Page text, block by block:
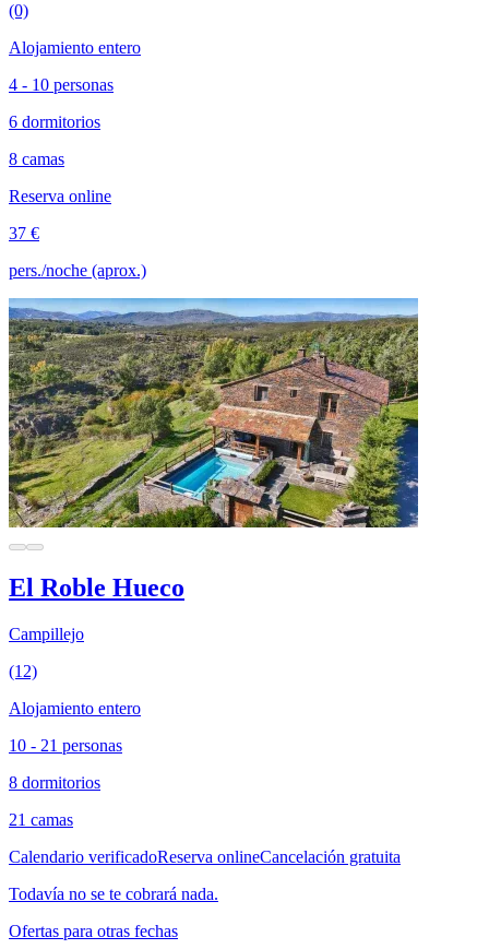
(0)
Alojamiento entero
4 - 10 personas
6 dormitorios
8 camas
Reserva online
37 €
pers./noche (aprox.)
El Roble Hueco
Campillejo
(12)
Alojamiento entero
10 - 21 personas
8 dormitorios
21 camas
Calendario verificadoReserva onlineCancelación gratuita
Todavía no se te cobrará nada.
Ofertas para otras fechas